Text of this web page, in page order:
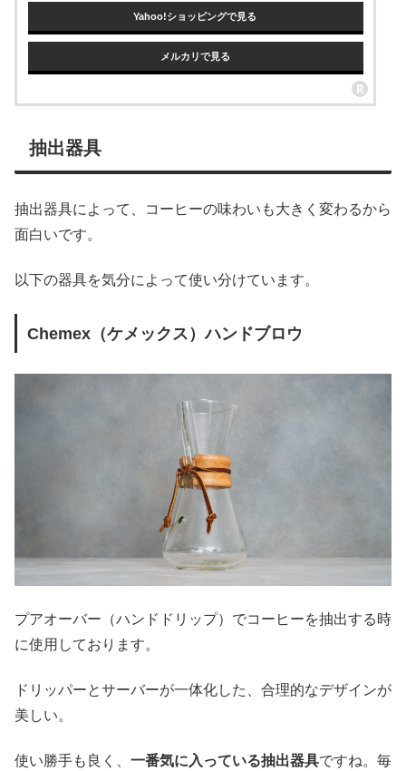
Yahoo!ショッピングで見る
メルカリで見る
抽出器具
抽出器具によって、コーヒーの味わいも大きく変わるから
面白いです。
以下の器具を気分によって使い分けています。
Chemex（ケメックス）ハンドブロウ
プアオーバー（ハンドドリップ）でコーヒーを抽出する時
に使用しております。
ドリッパーとサーバーが一体化した、合理的なデザインが
美しい。
使い勝手も良く、 一番気に入っている抽出器具ですね。毎